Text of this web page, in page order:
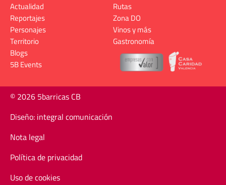
Actualidad
Reportajes
Personajes
Territorio
Rutas
Zona DO
Vinos y más
Gastronomía
Blogs
5B Events
© 2026 5barricas CB
Diseño: integral comunicación
Nota legal
Política de privacidad
Uso de cookies